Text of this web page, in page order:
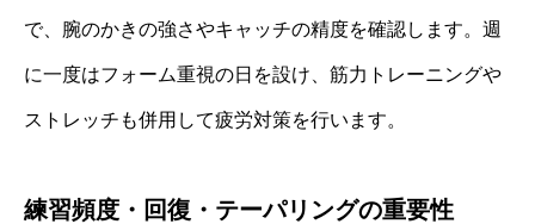
で、腕のかきの強さやキャッチの精度を確認します。週
に一度はフォーム重視の日を設け、筋力トレーニングや
ストレッチも併用して疲労対策を行います。
練習頻度・回復・テーパリングの重要性